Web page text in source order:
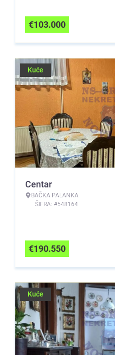
€103.000
Kuće
Centar
BAČKA PALANKA
ŠIFRA: #548164
€190.550
Kuće